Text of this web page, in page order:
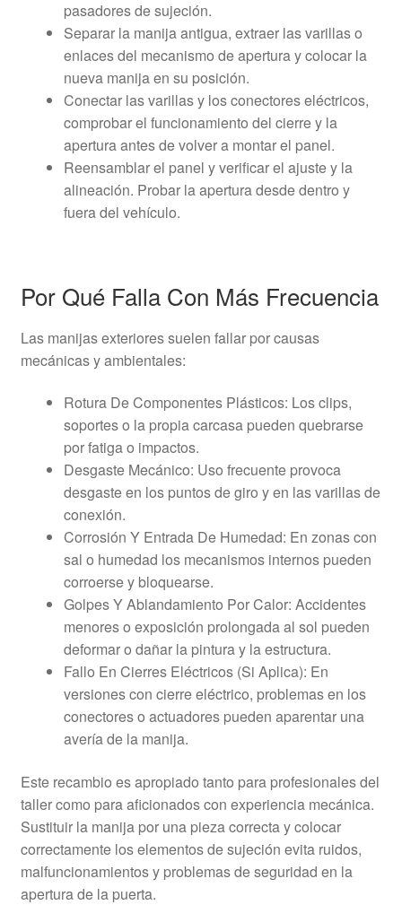
pasadores de sujeción.
Separar la manija antigua, extraer las varillas o
enlaces del mecanismo de apertura y colocar la
nueva manija en su posición.
Conectar las varillas y los conectores eléctricos,
comprobar el funcionamiento del cierre y la
apertura antes de volver a montar el panel.
Reensamblar el panel y verificar el ajuste y la
alineación. Probar la apertura desde dentro y
fuera del vehículo.
Por Qué Falla Con Más Frecuencia
Las manijas exteriores suelen fallar por causas
mecánicas y ambientales:
Rotura De Componentes Plásticos: Los clips,
soportes o la propia carcasa pueden quebrarse
por fatiga o impactos.
Desgaste Mecánico: Uso frecuente provoca
desgaste en los puntos de giro y en las varillas de
conexión.
Corrosión Y Entrada De Humedad: En zonas con
sal o humedad los mecanismos internos pueden
corroerse y bloquearse.
Golpes Y Ablandamiento Por Calor: Accidentes
menores o exposición prolongada al sol pueden
deformar o dañar la pintura y la estructura.
Fallo En Cierres Eléctricos (Si Aplica): En
versiones con cierre eléctrico, problemas en los
conectores o actuadores pueden aparentar una
avería de la manija.
Este recambio es apropiado tanto para profesionales del
taller como para aficionados con experiencia mecánica.
Sustituir la manija por una pieza correcta y colocar
correctamente los elementos de sujeción evita ruidos,
malfuncionamientos y problemas de seguridad en la
apertura de la puerta.